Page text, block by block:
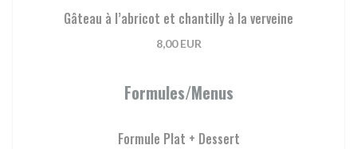
Gâteau à l’abricot et chantilly à la verveine
8,00 EUR
Formules/Menus
Formule Plat + Dessert